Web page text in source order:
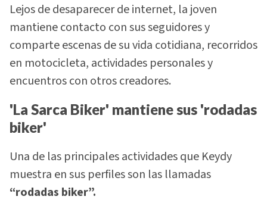
Lejos de desaparecer de internet, la joven
mantiene contacto con sus seguidores y
comparte escenas de su vida cotidiana, recorridos
en motocicleta, actividades personales y
encuentros con otros creadores.
'La Sarca Biker' mantiene sus 'rodadas
biker'
Una de las principales actividades que Keydy
muestra en sus perfiles son las llamadas
“rodadas biker”.